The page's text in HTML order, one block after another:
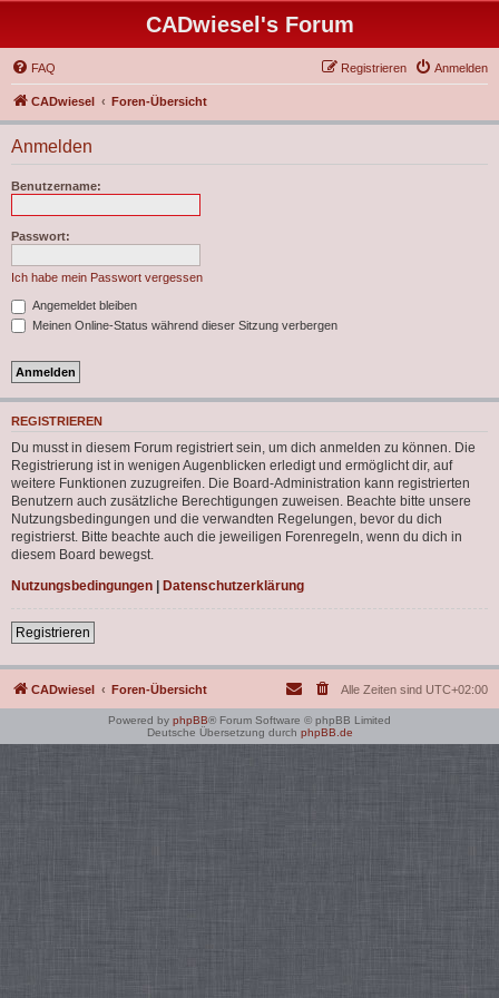
CADwiesel's Forum
FAQ Anmelden
Registrieren
CADwiesel Foren-Übersicht
Anmelden
Benutzername:
Passwort:
Ich habe mein Passwort vergessen
Angemeldet bleiben
Meinen Online-Status während dieser Sitzung verbergen
REGISTRIEREN
Du musst in diesem Forum registriert sein, um dich anmelden zu können. Die
Registrierung ist in wenigen Augenblicken erledigt und ermöglicht dir, auf
weitere Funktionen zuzugreifen. Die Board-Administration kann registrierten
Benutzern auch zusätzliche Berechtigungen zuweisen. Beachte bitte unsere
Nutzungsbedingungen und die verwandten Regelungen, bevor du dich
registrierst. Bitte beachte auch die jeweiligen Forenregeln, wenn du dich in
diesem Board bewegst.
Nutzungsbedingungen | Datenschutzerklärung
Registrieren
CADwiesel Foren-Übersicht Alle Zeiten sind UTC+02:00
Powered by phpBB® Forum Software © phpBB Limited
Deutsche Übersetzung durch phpBB.de